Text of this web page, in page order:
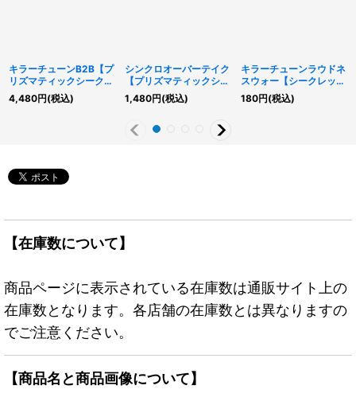
キラーチューンB2B【プ
リズマティックシークレ
ット】{BLZD-JP042}
《シンクロ》
4,480円(税込)
シンクロオーバーテイク
【プリズマティックシー
クレット】{DAMA-
JP067}《魔法》
1,480円(税込)
キラーチューンラウドネ
スウォー【シークレッ
ト】{DBPR-JP038}
《シンクロ》
180円(税込)
【在庫数について】
商品ページに表示されている在庫数は通販サイト上の
在庫数となります。各店舗の在庫数とは異なりますの
でご注意ください。
【商品名と商品画像について】